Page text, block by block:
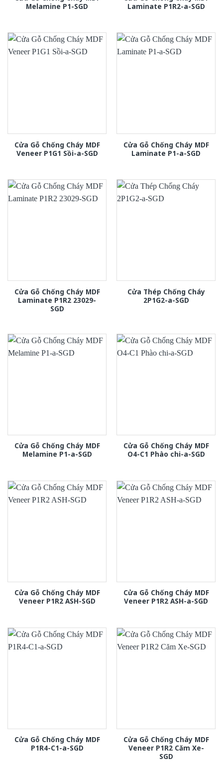
Melamine P1-SGD
Laminate P1R2-a-SGD
Cửa Gỗ Chống Cháy MDF
Veneer P1G1 Sồi-a-SGD
Cửa Gỗ Chống Cháy MDF
Laminate P1-a-SGD
Cửa Gỗ Chống Cháy MDF
Laminate P1R2 23029-
SGD
Cửa Thép Chống Cháy
2P1G2-a-SGD
Cửa Gỗ Chống Cháy MDF
Melamine P1-a-SGD
Cửa Gỗ Chống Cháy MDF
O4-C1 Phào chi-a-SGD
Cửa Gỗ Chống Cháy MDF
Veneer P1R2 ASH-SGD
Cửa Gỗ Chống Cháy MDF
Veneer P1R2 ASH-a-SGD
Cửa Gỗ Chống Cháy MDF
P1R4-C1-a-SGD
Cửa Gỗ Chống Cháy MDF
Veneer P1R2 Căm Xe-
SGD